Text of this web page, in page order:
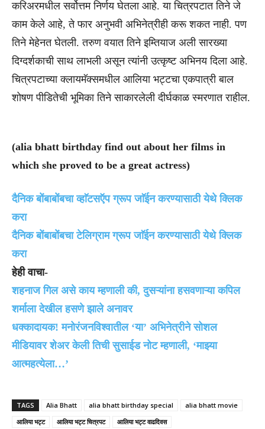
करिअरमधील सर्वोत्तम निर्णय घेतला आहे. या चित्रपटात तिने जे
काम केले आहे, ते फार अनुभवी अभिनेत्रीही करू शकत नाही. पण
तिने मेहेनत घेतली. तरुण वयात तिने इम्तियाज अली सारख्या
दिग्दर्शकाची साथ लाभली असून त्यांनी उत्कृष्ट अभिनय दिला आहे.
चित्रपटाच्या क्लायमॅक्समधील आलिया भट्टचा एकपात्री बाल
शोषण पीडितेची भूमिका तिने साकारलेली दीर्घकाळ स्मरणात राहील.
(alia bhatt birthday find out about her films in
which she proved to be a great actress)
दैनिक बाेंबाबाेंबचा व्हाॅटसऍप ग्रूप जाॅईन करण्यासाठी येथे क्लिक
करा
दैनिक बाेंबाबाेंबचा टेलिग्राम ग्रूप जाॅईन करण्यासाठी येथे क्लिक
करा
हेही वाचा-
शहनाज गिल असे काय म्हणाली की, दुसऱ्यांना हसवणाऱ्या कपिल
शर्माला देखील हसणे झाले अनावर
धक्कादायक! मनोरंजनविश्वातील ‘या’ अभिनेत्रीने सोशल
मीडियावर शेअर केली तिची सुसाईड नोट म्हणाली, ‘माझ्या
आत्महत्येला…’
TAGS Alia Bhatt alia bhatt birthday special
alia bhatt movie
आलिया भट्ट
आलिया भट्ट चित्रपट आलिया भट्ट वाढदिवस